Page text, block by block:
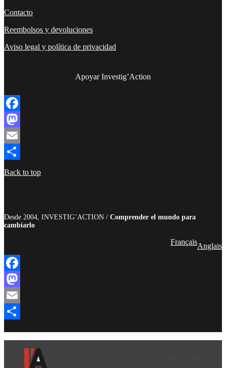
Contacto
Reembolsos y devoluciones
Aviso legal y política de privacidad
Apoyar Investig’Action
Facebook
Mastodon
Email
Compartir
Back to top
Desde 2004, INVESTIG’ACTION / Comprender el mundo para
cambiarlo
FrançaisAnglais
Facebook
Mastodon
Email